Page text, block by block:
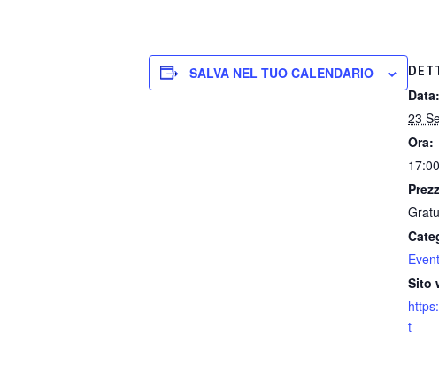
SALVA NEL TUO CALENDARIO
Data:
23
Ora:
Sito
t